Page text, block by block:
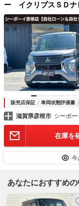
ー イクリプスＳＤ
ス アラウンドビュ
両側パワースライド
リングストップ
販売店保証 車両状態評価書
滋賀県彦根市 シーボー
在庫を
今
あなたにおすすめ